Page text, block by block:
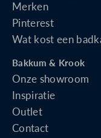
Merken
Pinterest
Wat kost een
Bakkum & Krook
Onze showroom
Inspiratie
Outlet
Contact